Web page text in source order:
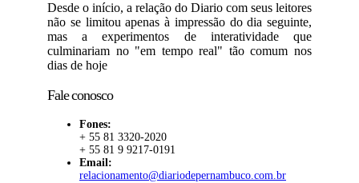
Desde o início, a relação do Diario com seus leitores
não se limitou apenas à impressão do dia seguinte,
mas a experimentos de interatividade que
culminariam no "em tempo real" tão comum nos
dias de hoje
Fale conosco
Fones:
+ 55 81 3320-2020
+ 55 81 9 9217-0191
Email:
relacionamento@diariodepernambuco.com.br